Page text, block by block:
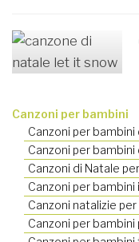
Canzoni per bambini
Canzoni per
Canzoni per bambini
Canzoni di Natale
Canzoni per bambini
Canzoni natalizie
Canzoni per bambini